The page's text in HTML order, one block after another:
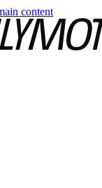
content